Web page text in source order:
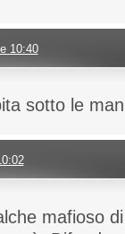
10:40
sotto le
mafioso